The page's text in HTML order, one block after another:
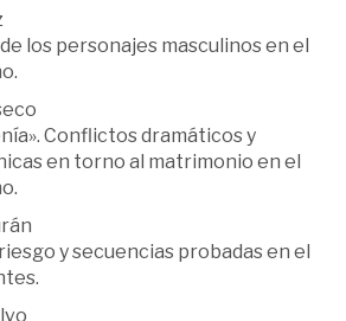
los personajes masculinos en el
Conflictos dramáticos y
en torno al matrimonio en el
y secuencias probadas en el